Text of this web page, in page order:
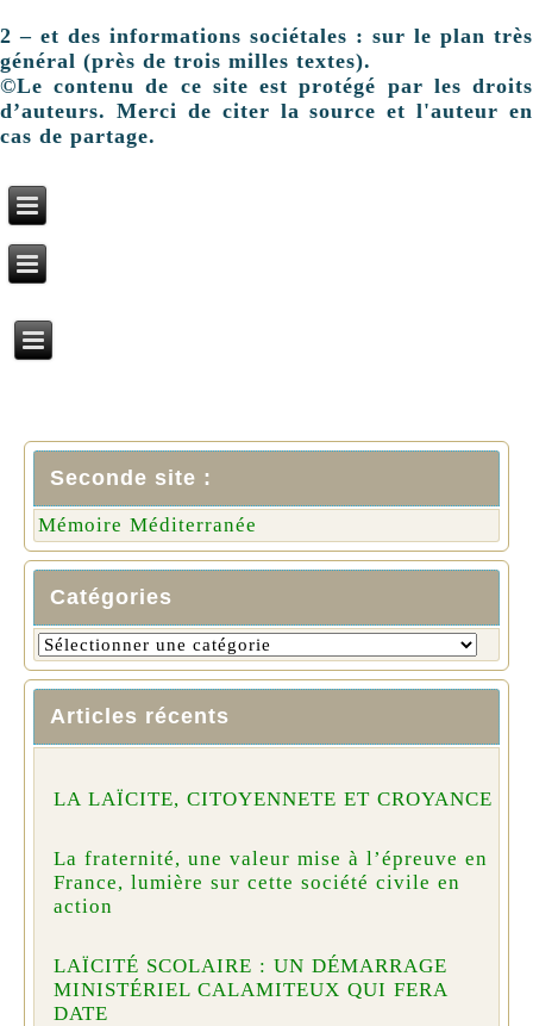
2 – et des informations sociétales : sur le plan très
général (près de trois milles textes).
©Le contenu de ce site est protégé par les droits
d’auteurs. Merci de citer la source et l'auteur en
cas de partage.
Seconde site :
Mémoire Méditerranée
Catégories
Articles récents
LA LAÏCITE, CITOYENNETE ET CROYANCE
La fraternité, une valeur mise à l’épreuve en
France, lumière sur cette société civile en
action
LAÏCITÉ SCOLAIRE : UN DÉMARRAGE
MINISTÉRIEL CALAMITEUX QUI FERA
DATE